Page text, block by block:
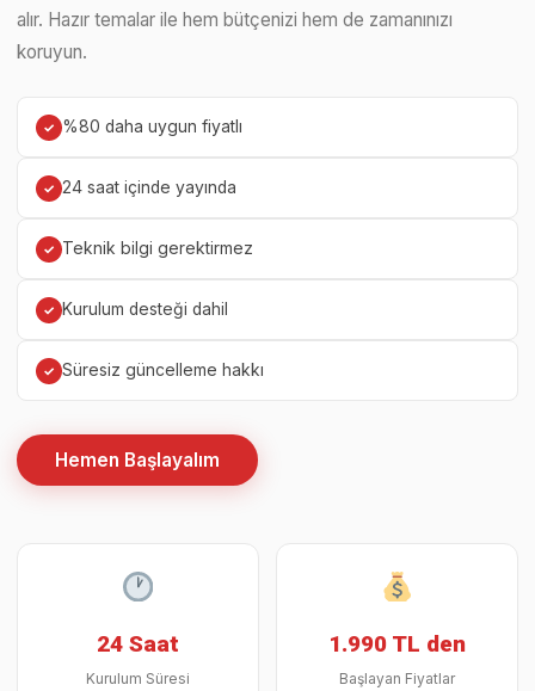
alır. Hazır temalar ile hem bütçenizi hem de zamanınızı
koruyun.
✓ %80 daha uygun fiyatlı
✓ 24 saat içinde yayında
✓ Teknik bilgi gerektirmez
✓ Kurulum desteği dahil
✓ Süresiz güncelleme hakkı
Hemen Başlayalım
24 Saat
Kurulum Süresi
1.990 TL den
Başlayan Fiyatlar